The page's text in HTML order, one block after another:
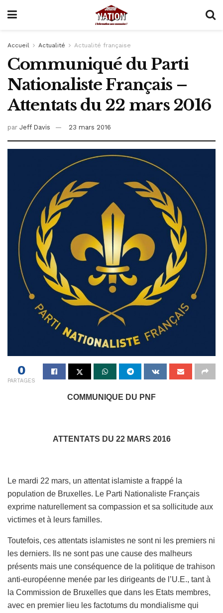
Accueil Actualité Actualité française
Communiqué du Parti
Nationaliste Français –
Attentats du 22 mars 2016
par Jeff Davis 23 mars 2016
0
PARTAGES
COMMUNIQUE DU PNF
ATTENTATS DU 22 MARS 2016
Le mardi 22 mars, un attentat islamiste a frappé la
population de Bruxelles. Le Parti Nationaliste Français
exprime naturellement sa compassion et sa sollicitude aux
victimes et à leurs familles.
Toutefois, ces attentats islamistes ne sont ni les premiers ni
les derniers. Ils ne sont pas une cause des malheurs
présents mais une conséquence de la politique de trahison
anti-européenne menée par les dirigeants de l’U.E., tant à
la Commission de Bruxelles que dans les Etats membres,
avec en premier lieu les factotums du mondialisme qui